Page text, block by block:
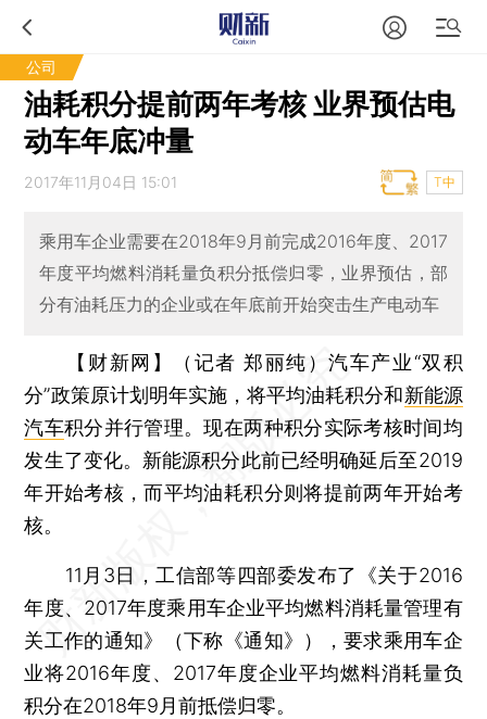
公司
油耗积分提前两年考核 业界预估电
动车年底冲量
2017年11月04日 15:01 T中
乘用车企业需要在2018年9月前完成2016年度、2017
年度平均燃料消耗量负积分抵偿归零，业界预估，部
分有油耗压力的企业或在年底前开始突击生产电动车
【财新网】（记者 郑丽纯）汽车产业“双积
分”政策原计划明年实施，将平均油耗积分和新能源
汽车积分并行管理。现在两种积分实际考核时间均
发生了变化。新能源积分此前已经明确延后至2019
年开始考核，而平均油耗积分则将提前两年开始考
核。
11月3日，工信部等四部委发布了《关于2016
年度、2017年度乘用车企业平均燃料消耗量管理有
关工作的通知》（下称《通知》），要求乘用车企
业将2016年度、2017年度企业平均燃料消耗量负
积分在2018年9月前抵偿归零。